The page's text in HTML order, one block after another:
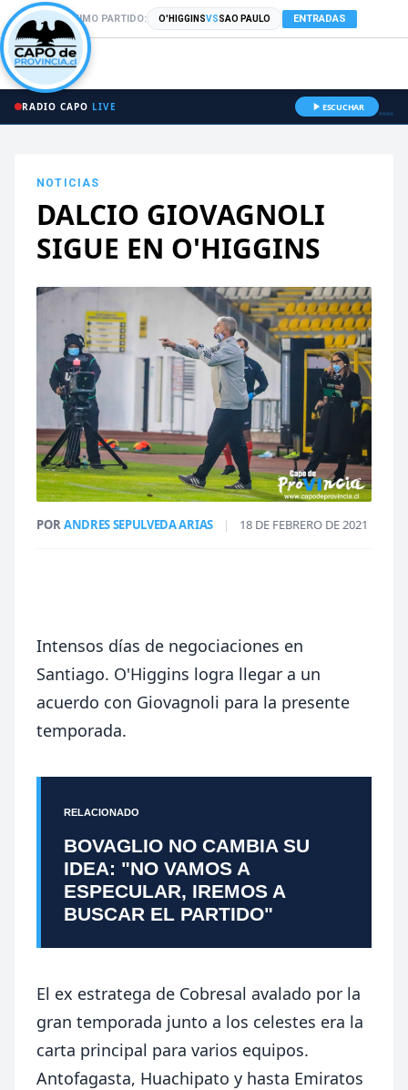
PRÓXIMO PARTIDO: O'HIGGINSVSSAO PAULO ENTRADAS
RADIO CAPO LIVE ESCUCHAR
NOTICIAS
DALCIO GIOVAGNOLI
SIGUE EN O'HIGGINS
PORANDRES SEPULVEDA ARIAS | 18 DE FEBRERO DE 2021
Intensos días de negociaciones en
Santiago. O'Higgins logra llegar a un
acuerdo con Giovagnoli para la presente
temporada.
RELACIONADO
BOVAGLIO NO CAMBIA SU
IDEA: "NO VAMOS A
ESPECULAR, IREMOS A
BUSCAR EL PARTIDO"
El ex estratega de Cobresal avalado por la
gran temporada junto a los celestes era la
carta principal para varios equipos.
Antofagasta, Huachipato y hasta Emiratos